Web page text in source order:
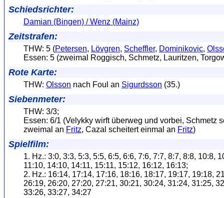
Schiedsrichter:
Damian (Bingen) / Wenz (Mainz)
Zeitstrafen:
THW: 5 (Petersen, Lövgren, Scheffler, Dominikovic,
Essen: 5 (zweimal Roggisch, Schmetz, Lauritzen,
Rote Karte:
THW: Olsson nach Foul an Sigurdsson (35.)
Siebenmeter:
THW: 3/3;
Essen: 6/1 (Velykky wirft überweg und vorbei, Schmetz
zweimal an Fritz, Cazal scheitert einmal an Fritz)
Spielfilm:
1. Hz.: 3:0, 3:3, 5:3, 5:5, 6:5, 6:6, 7:6, 7:7, 8:7, 8:8, 10:8,
11:10, 14:10, 14:11, 15:11, 15:12, 16:12, 16:13;
2. Hz.: 16:14, 17:14, 17:16, 18:16, 18:17, 19:17, 19:18,
26:19, 26:20, 27:20, 27:21, 30:21, 30:24, 31:24, 31:25,
33:26, 33:27, 34:27